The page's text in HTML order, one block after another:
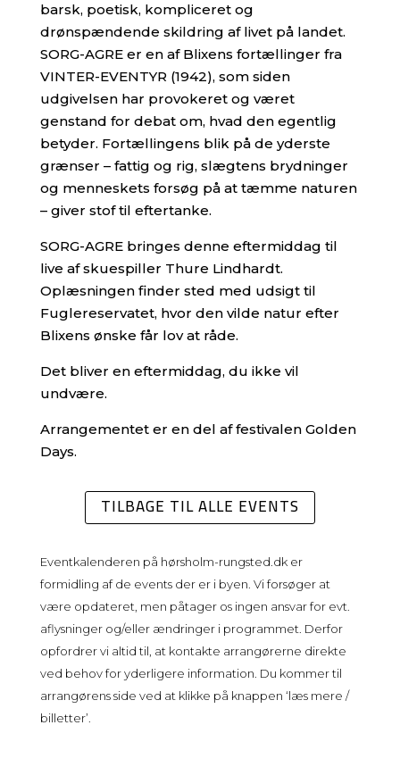
barsk, poetisk, kompliceret og
drønspændende skildring af livet på landet.
SORG-AGRE er en af Blixens fortællinger fra
VINTER-EVENTYR (1942), som siden
udgivelsen har provokeret og været
genstand for debat om, hvad den egentlig
betyder. Fortællingens blik på de yderste
grænser – fattig og rig, slægtens brydninger
og menneskets forsøg på at tæmme naturen
– giver stof til eftertanke.
SORG-AGRE bringes denne eftermiddag til
live af skuespiller Thure Lindhardt.
Oplæsningen finder sted med udsigt til
Fuglereservatet, hvor den vilde natur efter
Blixens ønske får lov at råde.
Det bliver en eftermiddag, du ikke vil
undvære.
Arrangementet er en del af festivalen Golden
Days.
TILBAGE TIL ALLE EVENTS
Eventkalenderen på hørsholm-rungsted.dker
formidling af de events der er i byen. Vi forsøger at
være opdateret, men påtager os ingen ansvar for evt.
aflysninger og/eller ændringer i programmet. Derfor
opfordrer vi altid til, at kontakte arrangørerne direkte
ved behov for yderligere information. Du kommer til
arrangørens side ved at klikke på knappen ‘læs mere /
billetter’.